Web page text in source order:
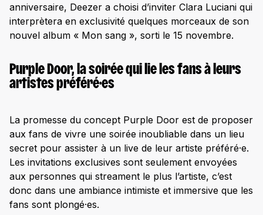
anniversaire, Deezer a choisi d’inviter Clara Luciani qui
interprètera en exclusivité quelques morceaux de son
nouvel album « Mon sang », sorti le 15 novembre.
Purple Door, la soirée qui lie les fans à leurs
artistes préféré·es
La promesse du concept Purple Door est de proposer
aux fans de vivre une soirée inoubliable dans un lieu
secret pour assister à un live de leur artiste préféré·e.
Les invitations exclusives sont seulement envoyées
aux personnes qui streament le plus l’artiste, c’est
donc dans une ambiance intimiste et immersive que les
fans sont plongé·es.